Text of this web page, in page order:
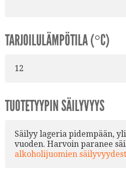
TARJOILULÄMPÖTILA (°C)
12
TUOTETYYPIN SÄILYVYYS
Säilyy lageria pidempään,
vuoden. Harvoin paranee
alkoholijuomien